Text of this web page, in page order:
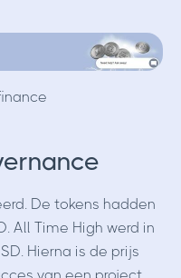
De tokens hadden
All Time High werd in
Hierna is de prijs